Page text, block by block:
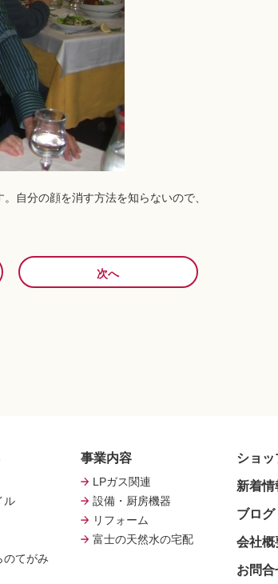
自分の顔を消す方法を知らないので、
次へ
ル
のてがみ
事業内容
LPガス関連
設備・厨房機器
リフォーム
富士の天然水の宅配
ショッ
新着情
ブログ
会社概
お問合